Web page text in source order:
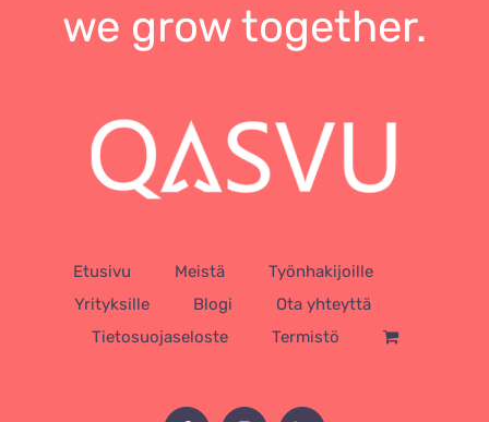
we grow together.
Etusivu Meistä
Työnhakijoille
Yrityksille
Blogi
Ota yhteyttä
Tietosuojaseloste
Termistö